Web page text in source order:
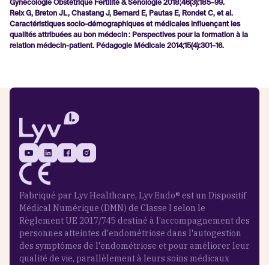
Gynécologie Obstétrique Fertilité & Sénologie 2018;46(3):185–99.
Reix G, Breton JL, Chastang J, Bernard E, Pautas E, Rondet C, et al.
Caractéristiques socio-démographiques et médicales influençant les
qualités attribuées au bon médecin : Perspectives pour la formation à la
relation médecin-patient. Pédagogie Médicale 2014;15(4):301–16.
Fabriqué par Lyv Healthcare, Lyv Endo® est un Dispositif
Médical Numérique (DMN) de Classe I selon le
Règlement UE 2017/745 destiné à l'accompagnement des
personnes atteintes d'endométriose dans l'autogestion
des symptômes de l'endométriose et pour améliorer leur
qualité de vie, parallèlement à leurs soins médicaux